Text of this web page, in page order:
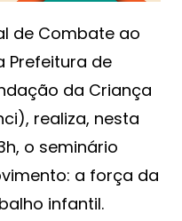
de Combate ao
Prefeitura de
da Criança
realiza, nesta
o seminário
a força da
infantil.